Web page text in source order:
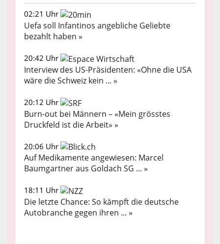
02:21 Uhr
Uefa soll Infantinos angebliche Geliebte
bezahlt haben »
20:42 Uhr
Interview des US-Präsidenten: «Ohne die USA
wäre die Schweiz kein ... »
20:12 Uhr
Burn-out bei Männern – «Mein grösstes
Druckfeld ist die Arbeit» »
20:06 Uhr
Auf Medikamente angewiesen: Marcel
Baumgartner aus Goldach SG ... »
18:11 Uhr
Die letzte Chance: So kämpft die deutsche
Autobranche gegen ihren ... »